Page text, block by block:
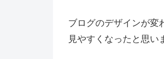
ブログのデザインが変
見やすくなったと思い